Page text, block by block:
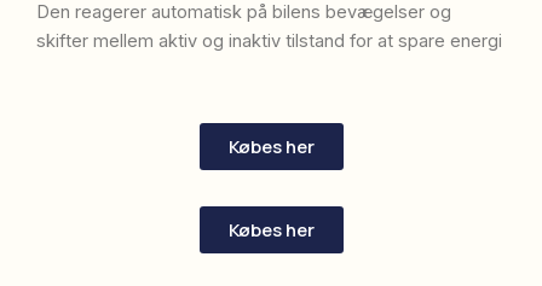
Den reagerer automatisk på bilens bevægelser og
skifter mellem aktiv og inaktiv tilstand for at spare energi
Købes her
Købes her